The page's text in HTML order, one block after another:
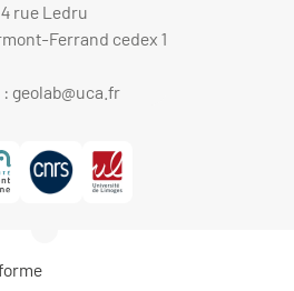
4 rue Ledru
Ferrand cedex 1
: geolab@uca.fr